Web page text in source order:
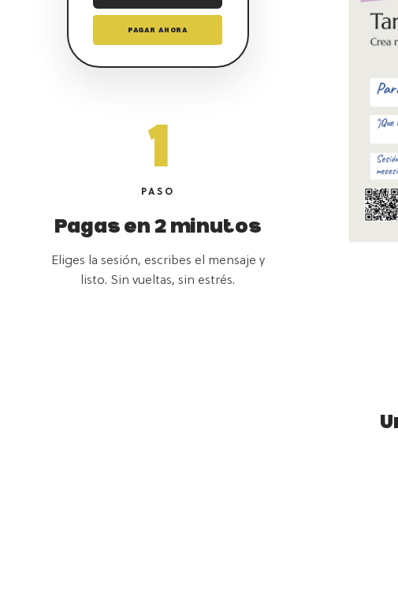
PAGAR AHORA
1
PASO
Pagas en 2 minutos
Eliges la sesión, escribes el mensaje y
listo. Sin vueltas, sin estrés.